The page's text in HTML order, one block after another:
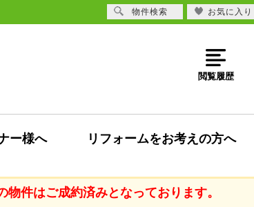
閲覧履歴
ー様へ リフォームをお考えの方へ
物件はご成約済みとなっております。
物件検索 お気に入り